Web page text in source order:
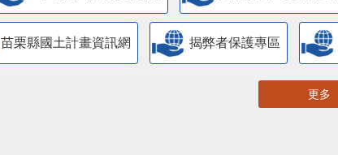
苗栗縣國土計畫資訊網 揭弊者保護專區
更多